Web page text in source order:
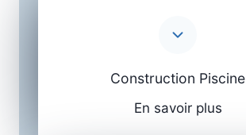
Construction Piscine
En savoir plus